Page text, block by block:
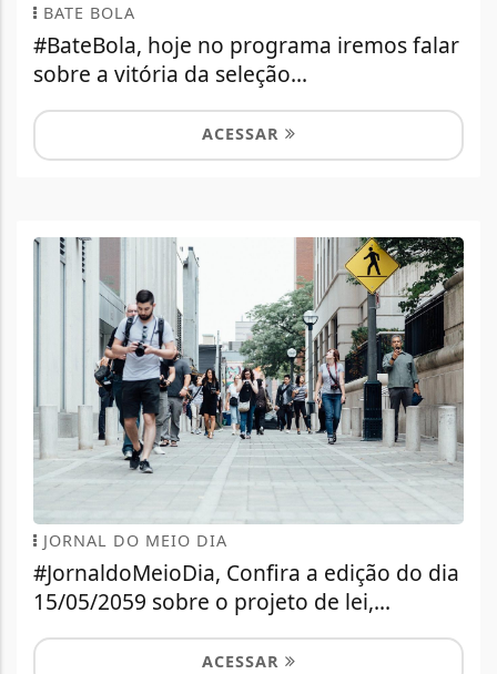
BATE BOLA
#BateBola, hoje no programa iremos falar
sobre a vitória da seleção...
ACESSAR
JORNAL DO MEIO DIA
#JornaldoMeioDia, Confira a edição do dia
15/05/2059 sobre o projeto de lei,...
ACESSAR